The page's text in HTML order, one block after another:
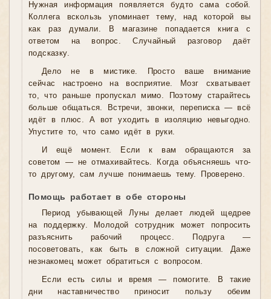
Нужная информация появляется будто сама собой.
Коллега вскользь упоминает тему, над которой вы
как раз думали. В магазине попадается книга с
ответом на вопрос. Случайный разговор даёт
подсказку.
Дело не в мистике. Просто ваше внимание
сейчас настроено на восприятие. Мозг схватывает
то, что раньше пропускал мимо. Поэтому старайтесь
больше общаться. Встречи, звонки, переписка — всё
идёт в плюс. А вот уходить в изоляцию невыгодно.
Упустите то, что само идёт в руки.
И ещё момент. Если к вам обращаются за
советом — не отмахивайтесь. Когда объясняешь что-
то другому, сам лучше понимаешь тему. Проверено.
Помощь работает в обе стороны
Период убывающей Луны делает людей щедрее
на поддержку. Молодой сотрудник может попросить
разъяснить рабочий процесс. Подруга —
посоветовать, как быть в сложной ситуации. Даже
незнакомец может обратиться с вопросом.
Если есть силы и время — помогите. В такие
дни наставничество приносит пользу обеим